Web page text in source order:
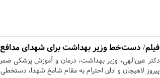
فیلم/ دست‌خط وزیر بهداشت برای شهدای
دکتر عین‌الهی، وزیر بهداشت، درمان و آموزش پزشکی
پیروز لاهیجان و ادای احترام به مقام شامخ شهدا،